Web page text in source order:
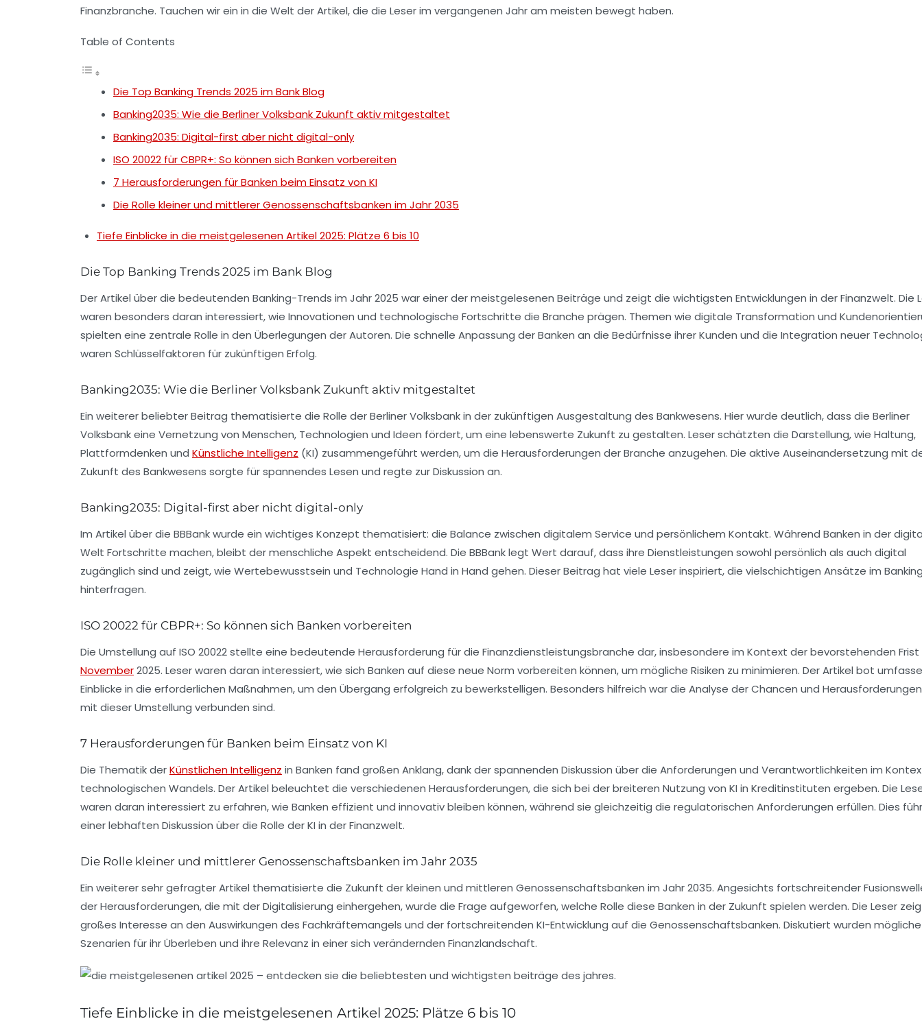
Finanzbranche. Tauchen wir ein in die Welt der Artikel, die die Leser im vergangenen Jahr am meisten bewegt haben.
Table of Contents
Die Top Banking Trends 2025 im Bank Blog
Banking2035: Wie die Berliner Volksbank Zukunft aktiv mitgestaltet
Banking2035: Digital-first aber nicht digital-only
ISO 20022 für CBPR+: So können sich Banken vorbereiten
7 Herausforderungen für Banken beim Einsatz von KI
Die Rolle kleiner und mittlerer Genossenschaftsbanken im Jahr 2035
Tiefe Einblicke in die meistgelesenen Artikel 2025: Plätze 6 bis 10
Die Top Banking Trends 2025 im Bank Blog
Der Artikel über die bedeutenden Banking-Trends im Jahr 2025 war einer der meistgelesenen Beiträge und zeigt die wichtigsten Entwicklungen in der Finanzwelt. Die
waren besonders daran interessiert, wie Innovationen und technologische Fortschritte die Branche prägen. Themen wie digitale Transformation und
spielten eine zentrale Rolle in den Überlegungen der Autoren. Die schnelle Anpassung der Banken an die Bedürfnisse ihrer Kunden und die Integration neuer
waren Schlüsselfaktoren für zukünftigen Erfolg.
Banking2035: Wie die Berliner Volksbank Zukunft aktiv mitgestaltet
Ein weiterer beliebter Beitrag thematisierte die Rolle derBerliner Volksbankin der zukünftigen Ausgestaltung des Bankwesens. Hier wurde deutlich, dass die Berliner
Volksbank eine Vernetzung von Menschen, Technologien und Ideen fördert, um eine lebenswerte Zukunft zu gestalten. Leser schätzten die Darstellung, wie Haltung,
Plattformdenken und Künstliche Intelligenz (KI) zusammengeführt werden, um die Herausforderungen der Branche anzugehen. Die aktive Auseinandersetzung mit
Zukunft des Bankwesens sorgte für spannendes Lesen und regte zur Diskussion an.
Banking2035: Digital-first aber nicht digital-only
Im Artikel über die BBBankwurde ein wichtiges Konzept thematisiert: die Balance zwischen digitalem Service und persönlichem Kontakt. Während Banken in der
Welt Fortschritte machen, bleibt der menschliche Aspekt entscheidend. Die BBBank legt Wert darauf, dass ihre Dienstleistungen sowohl persönlich als auch digital
zugänglich sind und zeigt, wie Wertebewusstsein und Technologie Hand in Hand gehen. Dieser Beitrag hat viele Leser inspiriert, die vielschichtigen Ansätze im
hinterfragen.
ISO 20022 für CBPR+: So können sich Banken vorbereiten
Die Umstellung auf ISO 20022stellte eine bedeutende Herausforderung für die Finanzdienstleistungsbranche dar, insbesondere im Kontext der bevorstehenden Frist
November2025. Leser waren daran interessiert, wie sich Banken auf diese neue Norm vorbereiten können, um mögliche Risiken zu minimieren. Der Artikel bot
Einblicke in die erforderlichen Maßnahmen, um den Übergang erfolgreich zu bewerkstelligen. Besonders hilfreich war die Analyse derChancen und Herausforderungen
mit dieser Umstellung verbunden sind.
7 Herausforderungen für Banken beim Einsatz von KI
Die Thematik derKünstlichen Intelligenz in Banken fand großen Anklang, dank der spannenden Diskussion über die Anforderungen und Verantwortlichkeiten im
technologischen Wandels. Der Artikel beleuchtet die verschiedenen Herausforderungen, die sich bei der breiteren Nutzung von KI in Kreditinstituten ergeben. Die
waren daran interessiert zu erfahren, wie Banken effizient und innovativ bleiben können, während sie gleichzeitig die regulatorischen Anforderungen erfüllen. Dies
einer lebhaften Diskussion über die Rolle der KI in der Finanzwelt.
Die Rolle kleiner und mittlerer Genossenschaftsbanken im Jahr 2035
Ein weiterer sehr gefragter Artikel thematisierte die Zukunft der kleinen und mittleren Genossenschaftsbanken im Jahr 2035. Angesichts fortschreitender
der Herausforderungen, die mit der Digitalisierung einhergehen, wurde die Frage aufgeworfen, welche Rolle diese Banken in der Zukunft spielen werden. Die Leser
großes Interesse an den Auswirkungen des Fachkräftemangels und der fortschreitenden KI-Entwicklung auf die Genossenschaftsbanken. Diskutiert wurden mögliche
Szenarien für ihr Überleben und ihre Relevanz in einer sich verändernden Finanzlandschaft.
Tiefe Einblicke in die meistgelesenen Artikel 2025: Plätze 6 bis 10